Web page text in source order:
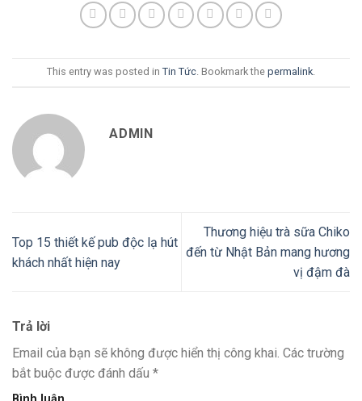
This entry was posted in Tin Tức. Bookmark the permalink.
ADMIN
Top 15 thiết kế pub độc lạ hút
khách nhất hiện nay
Thương hiệu trà sữa Chiko
đến từ Nhật Bản mang hương
vị đậm đà
Trả lời
Email của bạn sẽ không được hiển thị công khai. Các trường
bắt buộc được đánh dấu *